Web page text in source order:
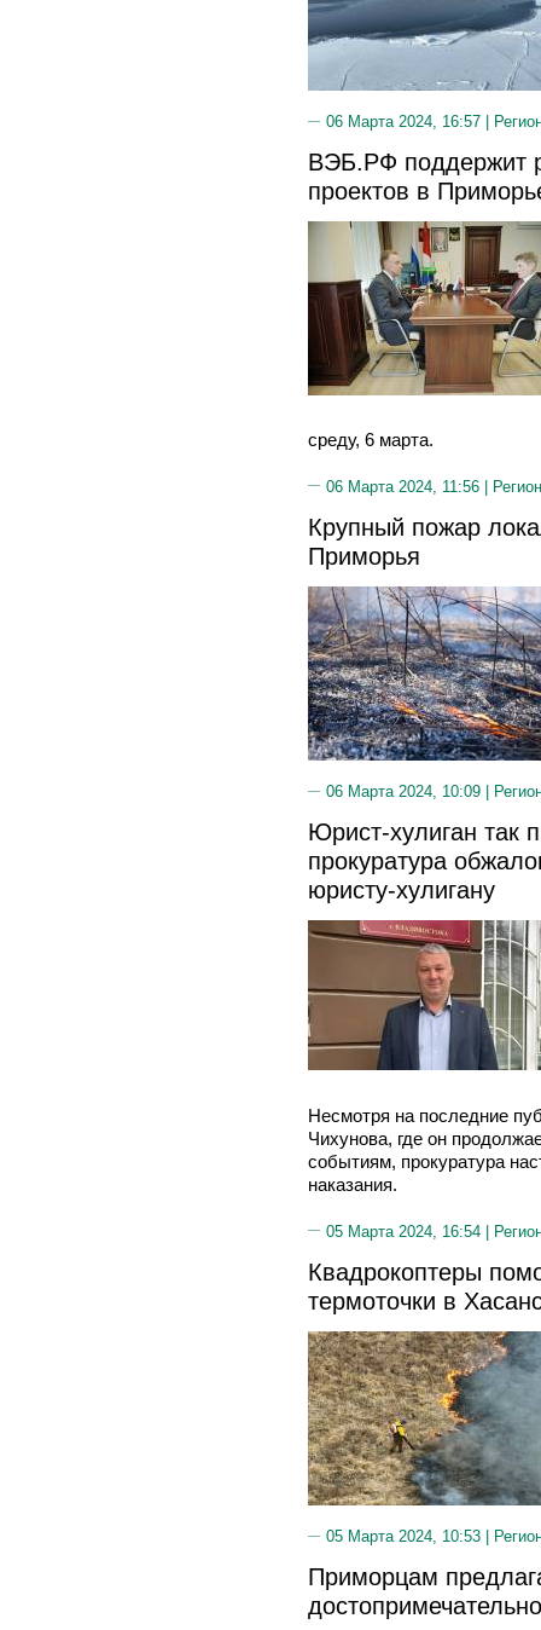
06 Марта 2024, 16:57 |
ВЭБ.РФ поддержит
проектов в
среду, 6 марта.
06 Марта 2024, 11:56 |
Крупный пожар
Приморья
06 Марта 2024, 10:09 |
Юрист-хулиган так
прокуратура
юристу-хулигану
Несмотря на последние
Чихунова, где он
событиям, прокуратура
наказания.
05 Марта 2024, 16:54 |
Квадрокоптеры
термоточки в
05 Марта 2024, 10:53 |
Приморцам